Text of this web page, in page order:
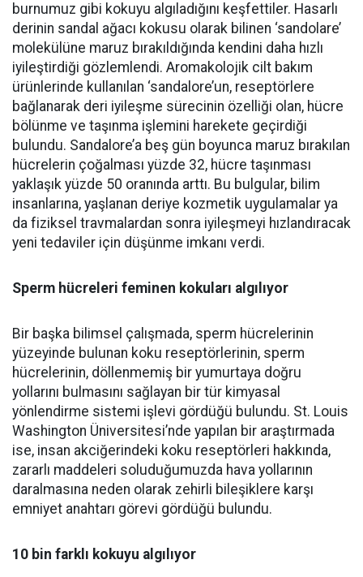
burnumuz gibi kokuyu algıladığını keşfettiler. Hasarlı
derinin sandal ağacı kokusu olarak bilinen ‘sandolare’
molekülüne maruz bırakıldığında kendini daha hızlı
iyileştirdiği gözlemlendi. Aromakolojik cilt bakım
ürünlerinde kullanılan ‘sandalore’un, reseptörlere
bağlanarak deri iyileşme sürecinin özelliği olan, hücre
bölünme ve taşınma işlemini harekete geçirdiği
bulundu. Sandalore’a beş gün boyunca maruz bırakılan
hücrelerin çoğalması yüzde 32, hücre taşınması
yaklaşık yüzde 50 oranında arttı. Bu bulgular, bilim
insanlarına, yaşlanan deriye kozmetik uygulamalar ya
da fiziksel travmalardan sonra iyileşmeyi hızlandıracak
yeni tedaviler için düşünme imkanı verdi.
Sperm hücreleri feminen kokuları algılıyor
Bir başka bilimsel çalışmada, sperm hücrelerinin
yüzeyinde bulunan koku reseptörlerinin, sperm
hücrelerinin, döllenmemiş bir yumurtaya doğru
yollarını bulmasını sağlayan bir tür kimyasal
yönlendirme sistemi işlevi gördüğü bulundu. St. Louis
Washington Üniversitesi’nde yapılan bir araştırmada
ise, insan akciğerindeki koku reseptörleri hakkında,
zararlı maddeleri soluduğumuzda hava yollarının
daralmasına neden olarak zehirli bileşiklere karşı
emniyet anahtarı görevi gördüğü bulundu.
10 bin farklı kokuyu algılıyor